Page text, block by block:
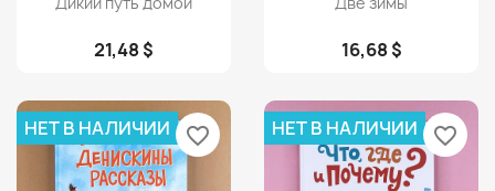
21,48 $ 16,68 $
НЕТ В НАЛИЧИИ favorite_border НЕТ В НАЛИЧИИ favorite_border